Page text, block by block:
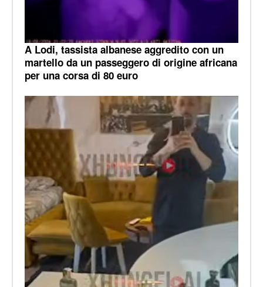
A Lodi, tassista albanese aggredito con un
martello da un passeggero di origine africana
per una corsa di 80 euro